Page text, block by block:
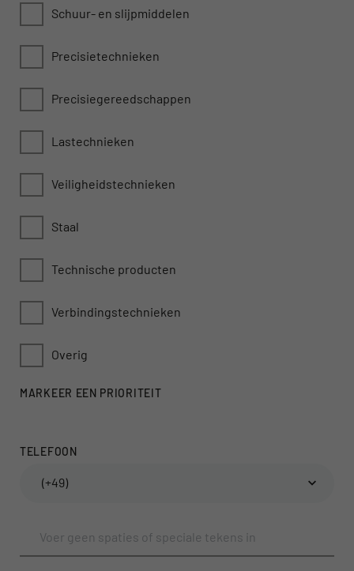
Schuur- en slijpmiddelen
Precisietechnieken
Precisiegereedschappen
Lastechnieken
Veiligheidstechnieken
Staal
Technische producten
Verbindingstechnieken
Overig
MARKEER EEN PRIORITEIT
TELEFOON
(+49)